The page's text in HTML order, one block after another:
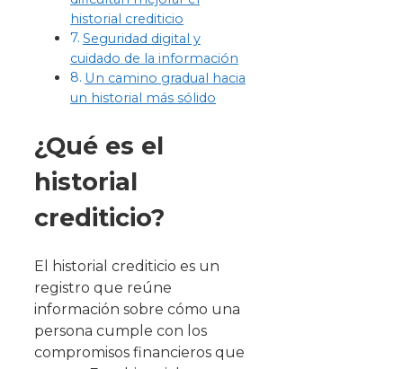
historial crediticio
Seguridad digital y
cuidado de la información
Un camino gradual hacia
un historial más sólido
¿Qué es el
historial
crediticio?
El historial crediticio es un
registro que reúne
información sobre cómo una
persona cumple con los
compromisos financieros que